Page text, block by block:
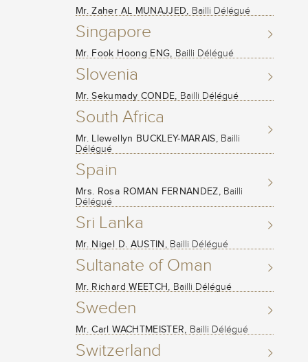
Mr. Zaher AL MUNAJJED, Bailli Délégué
Singapore
Mr. Fook Hoong ENG, Bailli Délégué
Slovenia
Mr. Sekumady CONDE, Bailli Délégué
South Africa
Mr. Llewellyn BUCKLEY-MARAIS, Bailli
Délégué
Spain
Mrs. Rosa ROMAN FERNANDEZ, Bailli
Délégué
Sri Lanka
Mr. Nigel D. AUSTIN, Bailli Délégué
Sultanate of Oman
Mr. Richard WEETCH, Bailli Délégué
Sweden
Mr. Carl WACHTMEISTER, Bailli Délégué
Switzerland